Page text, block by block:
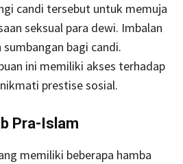
candi tersebut untuk memuja
seksual para dewi. Imbalan
bagi candi.
ini memiliki akses terhadap
prestise sosial.
Pra-Islam
memiliki beberapa hamba